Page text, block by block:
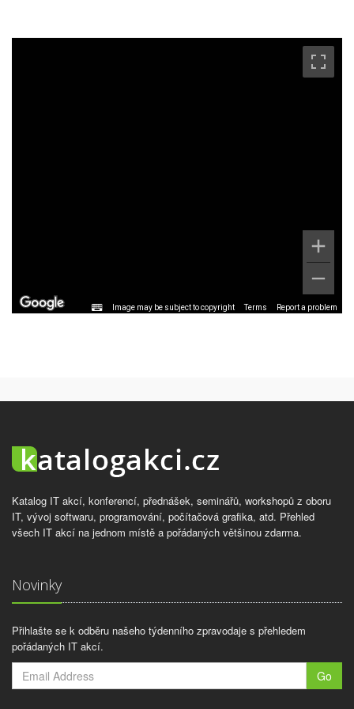
Image may be subject to copyright Terms Report a problem
Katalog IT akcí, konferencí, přednášek, seminářů, workshopů z oboru
IT, vývoj softwaru, programování, počítačová grafika, atd. Přehled
všech IT akcí na jednom místě a pořádaných většinou zdarma.
Novinky
Přihlašte se k odběru našeho týdenního zpravodaje s přehledem
pořádaných IT akcí.
Go